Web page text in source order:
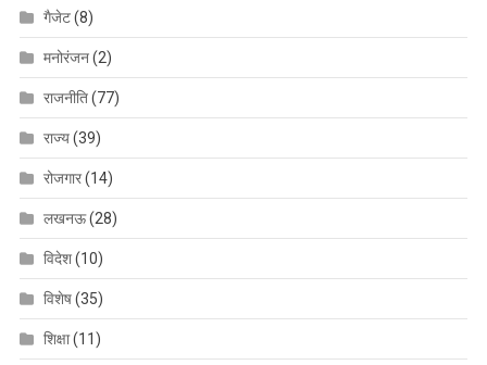
गैजेट(8)
मनोरंजन(2)
राजनीति(77)
राज्य(39)
रोजगार(14)
लखनऊ(28)
विदेश(10)
विशेष(35)
शिक्षा(11)